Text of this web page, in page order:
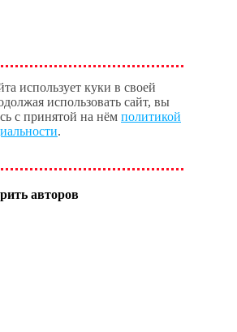
использует куки в своей
использовать сайт, вы
с принятой на нём политикой
.
авторов